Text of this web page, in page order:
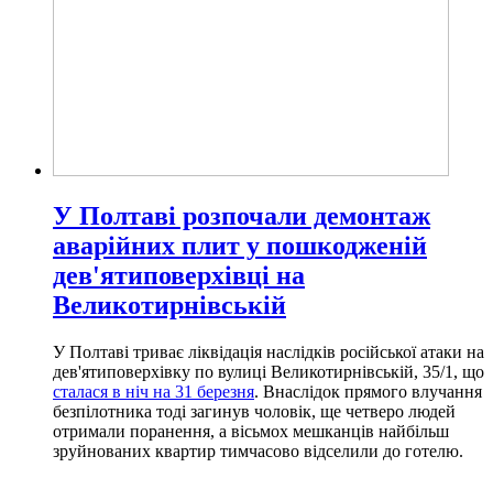
У Полтаві розпочали демонтаж
аварійних плит у пошкодженій
дев'ятиповерхівці на
Великотирнівській
У Полтаві триває ліквідація наслідків російської атаки на
дев'ятиповерхівку по вулиці Великотирнівській, 35/1, що
сталася в ніч на 31 березня. Внаслідок прямого влучання
безпілотника тоді загинув чоловік, ще четверо людей
отримали поранення, а вісьмох мешканців найбільш
зруйнованих квартир тимчасово відселили до готелю.